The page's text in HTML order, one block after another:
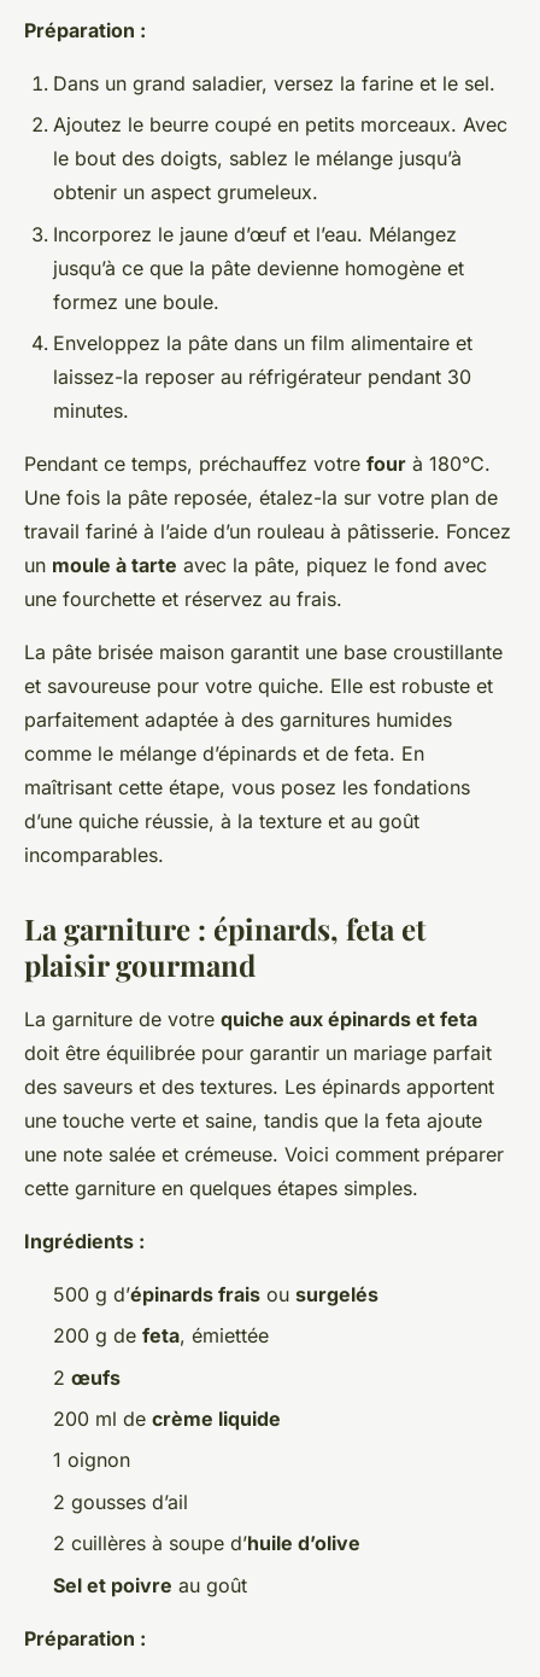
Préparation :
Dans un grand saladier, versez la farine et le sel.
Ajoutez le beurre coupé en petits morceaux. Avec
le bout des doigts, sablez le mélange jusqu’à
obtenir un aspect grumeleux.
Incorporez le jaune d’œuf et l’eau. Mélangez
jusqu’à ce que la pâte devienne homogène et
formez une boule.
Enveloppez la pâte dans un film alimentaire et
laissez-la reposer au réfrigérateur pendant 30
minutes.
Pendant ce temps, préchauffez votre four à 180°C.
Une fois la pâte reposée, étalez-la sur votre plan de
travail fariné à l’aide d’un rouleau à pâtisserie. Foncez
un moule à tarte avec la pâte, piquez le fond avec
une fourchette et réservez au frais.
La pâte brisée maison garantit une base croustillante
et savoureuse pour votre quiche. Elle est robuste et
parfaitement adaptée à des garnitures humides
comme le mélange d’épinards et de feta. En
maîtrisant cette étape, vous posez les fondations
d’une quiche réussie, à la texture et au goût
incomparables.
La garniture : épinards, feta et
plaisir gourmand
La garniture de votre quiche aux épinards et feta
doit être équilibrée pour garantir un mariage parfait
des saveurs et des textures. Les épinards apportent
une touche verte et saine, tandis que la feta ajoute
une note salée et crémeuse. Voici comment préparer
cette garniture en quelques étapes simples.
Ingrédients :
500 g d’épinards frais ou surgelés
200 g de feta, émiettée
2 œufs
200 ml de crème liquide
1 oignon
2 gousses d’ail
2 cuillères à soupe d’huile d’olive
Sel et poivre au goût
Préparation :